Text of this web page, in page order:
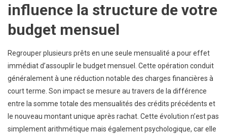
influence la structure de votre
budget mensuel
Regrouper plusieurs prêts en une seule mensualité a pour effet
immédiat d’assouplir le budget mensuel. Cette opération conduit
généralement à une réduction notable des charges financières à
court terme. Son impact se mesure au travers de la différence
entre la somme totale des mensualités des crédits précédents et
le nouveau montant unique après rachat. Cette évolution n’est pas
simplement arithmétique mais également psychologique, car elle